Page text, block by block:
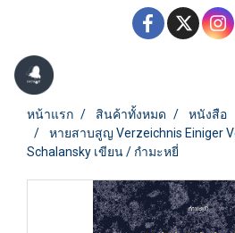
หน้าแรก สินค้าทั้งหมด
หนังสือ
หายสาบสูญ Verzeichnis Einiger
Schalansky เขียน / กำมะหยี่